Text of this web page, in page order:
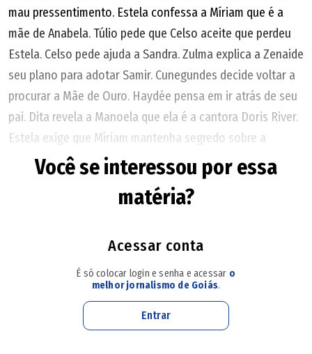
mau pressentimento. Estela confessa a Míriam que é a
mãe de Anabela. Túlio pede que Celso aceite que perdeu
Estela. Celso pede ajuda a Sandra. Zulma explica a Zenaide
seu plano para adotar Samir. Cunegundes decide voltar a
procurar a Mãe de Ouro. Haydée pensa em ir atrás de seu
pai. Dita revela a Manoela que ela é a cantora Doris River.
Estela exige que Míriam mantenha segredo sobre a
maternidade de Anabela, e afirma que a menina jamais
poderá saber que é filha de Ernesto.
A Globo não disponiliza o resumo do penúltimo capítulo
Você se interessou por essa
matéria?
Acessar conta
É só colocar login e senha e acessar o
melhor jornalismo de Goiás.
Entrar